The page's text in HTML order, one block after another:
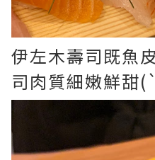
伊左木壽司既魚
司肉質細嫩鮮甜